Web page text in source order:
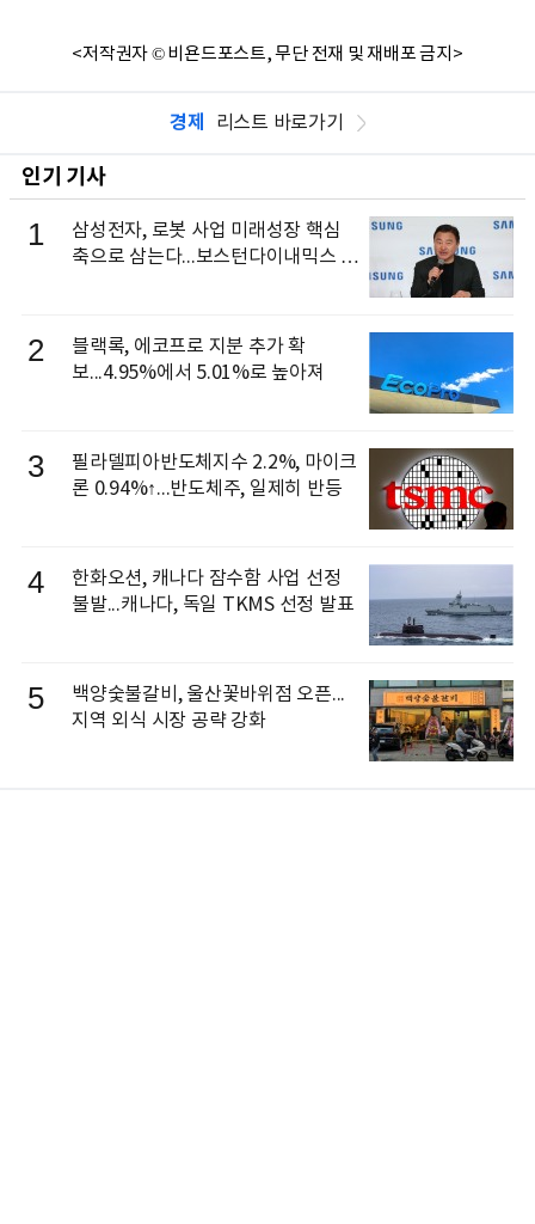
<저작권자 © 비욘드포스트, 무단 전재 및 재배포 금지>
경제 리스트 바로가기
인기 기사
1
삼성전자, 로봇 사업 미래성장 핵심
축으로 삼는다...보스턴다이내믹스 출
2
블랙록, 에코프로 지분 추가 확
보...4.95%에서 5.01%로 높아져
3
필라델피아반도체지수 2.2%, 마이크
론 0.94%↑...반도체주, 일제히 반등
4
한화오션, 캐나다 잠수함 사업 선정
불발...캐나다, 독일 TKMS 선정 발표
5
백양숯불갈비, 울산꽃바위점 오픈...
지역 외식 시장 공략 강화